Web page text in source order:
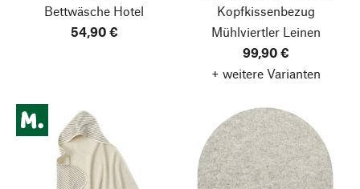
Bettwäsche Hotel
54,90 €
Kopfkissenbezug
Mühlviertler Leinen
99,90 €
+ weitere Varianten